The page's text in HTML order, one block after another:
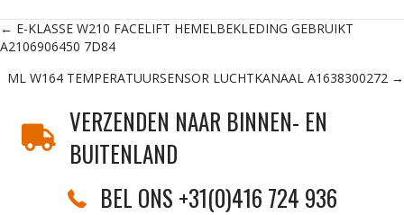
Posts
navigation
← E-KLASSE W210 FACELIFT HEMELBEKLEDING GEBRUIKT
A2106906450 7D84
ML W164 TEMPERATUURSENSOR LUCHTKANAAL A1638300272 →
VERZENDEN NAAR BINNEN- EN
BUITENLAND
BEL ONS +31(0)416 724 936